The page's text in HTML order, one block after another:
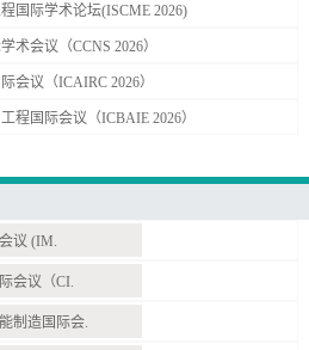
国际学术论坛(ISCME 2026)
术会议（CCNS 2026）
会议（ICAIRC 2026）
程国际会议（ICBAIE 2026）
议 (IM.
会议（CI.
制造国际会.